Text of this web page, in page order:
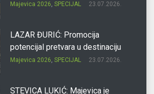
Majevica 2026, SPECIJAL 23.07.2026.
LAZAR ĐURIĆ: Promocija
potencijal pretvara u destinaciju
Majevica 2026, SPECIJAL 23.07.2026.
STEVICA LUKIĆ: Majevica je